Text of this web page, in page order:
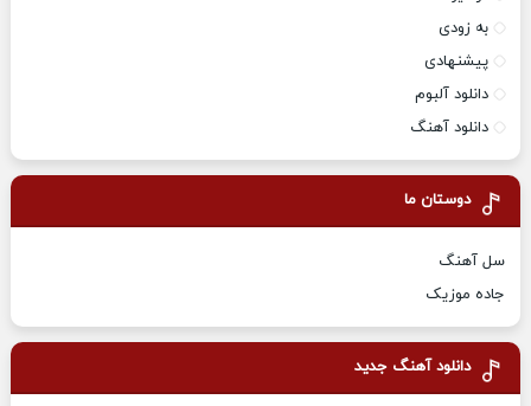
به زودی
پیشنهادی
دانلود آلبوم
دانلود آهنگ
دوستان ما
سل آهنگ
جاده موزیک
دانلود آهنگ جدید